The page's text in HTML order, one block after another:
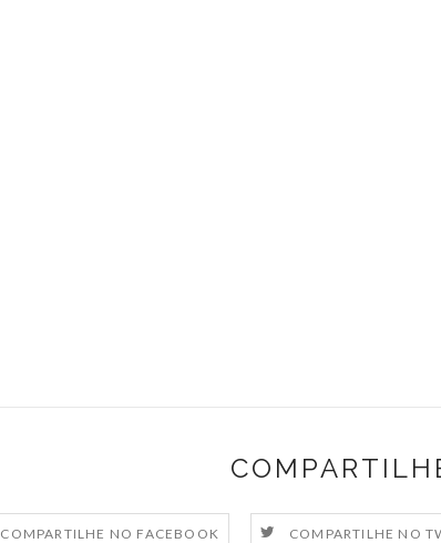
COMPARTILHE NO FACEBOOK COMPARTILHE NO